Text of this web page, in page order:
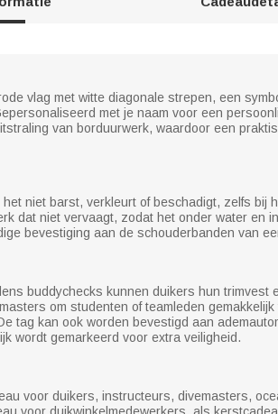
vlag met witte diagonale strepen, een
met je naam voor een
van borduurwerk, waardoor een
niet barst, verkleurt of beschadigt, zelfs bij
dat niet vervaagt, zodat het onder water en
bevestiging aan de schouderbanden van
buddychecks kunnen duikers hun trimvest
om studenten of teamleden
tag kan ook worden bevestigd aan
wordt gemarkeerd voor extra veiligheid.
voor duikers, instructeurs, divemasters,
voor duikwinkelmedewerkers, als